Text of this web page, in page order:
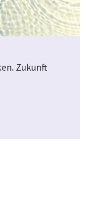
Zukunft